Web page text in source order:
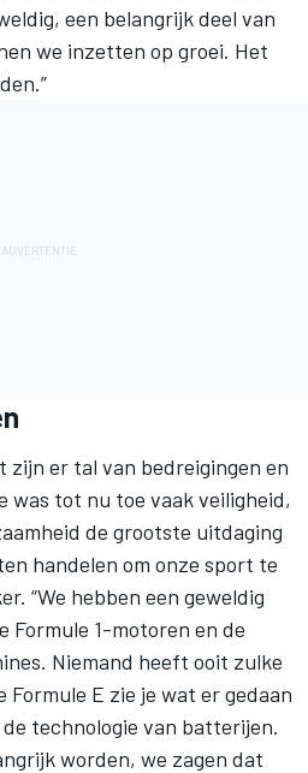
een belangrijk deel van
we inzetten op groei. Het
zijn er tal van bedreigingen en
was tot nu toe vaak veiligheid,
de grootste uitdaging
handelen om onze sport te
“We hebben een geweldig
Formule 1-motoren en de
Niemand heeft ooit zulke
E zie je wat er gedaan
technologie van batterijen.
worden, we zagen dat